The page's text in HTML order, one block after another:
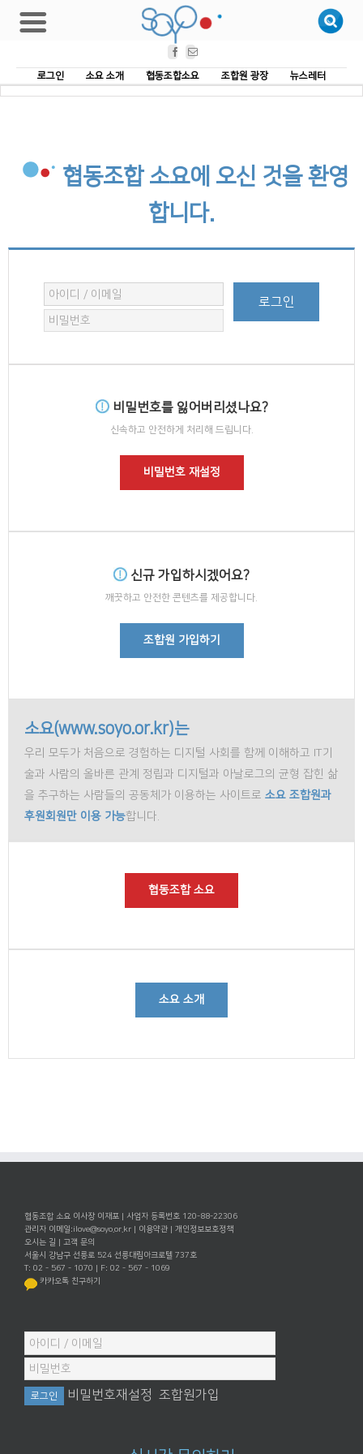
Facebook
로그인
소요 소개 협동조합소요 조합원 광장 뉴스레터
협동조합 소요에 오신 것을 환영
합니다.
비밀번호를 잃어버리셨나요?
신속하고 안전하게 처리해 드립니다.
비밀번호 재설정
신규 가입하시겠어요?
깨끗하고 안전한 콘텐츠를 제공합니다.
조합원 가입하기
소요(www.soyo.or.kr)는
우리 모두가 처음으로 경험하는 디지털 사회를 함께 이해하고 IT기
술과 사람의 올바른 관계 정립과 디지털과 아날로그의 균형 잡힌 삶
을 추구하는 사람들의 공동체가 이용하는 사이트로 소요 조합원과
후원회원만 이용 가능합니다.
협동조합 소요
소요 소개
협동조합 소요 이사장 이재포 | 사업자 등록번호 120-88-22306
관리자 이메일:ilove@soyo.or.kr 이용약관
개인정보보호정책
오시는 길
고객 문의
서울시 강남구 선릉로 524 선릉대림아크로텔 737호
T: 02 - 567 - 1070 | F: 02 - 567 - 1069
카카오톡 친구하기
비밀번호재설정 조합원가입